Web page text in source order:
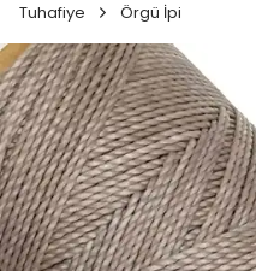
Tuhafiye Örgü İpi